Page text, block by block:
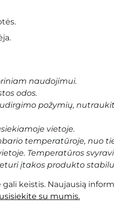
.
naudojimui.
odos.
požymių,
vietoje.
temperatūroje, nuo
Temperatūros
įtakos produkto
keistis. Naujausią
su mumis.